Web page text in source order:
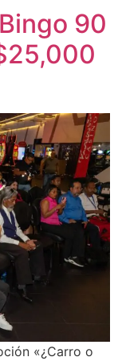
90
«¿Carro o